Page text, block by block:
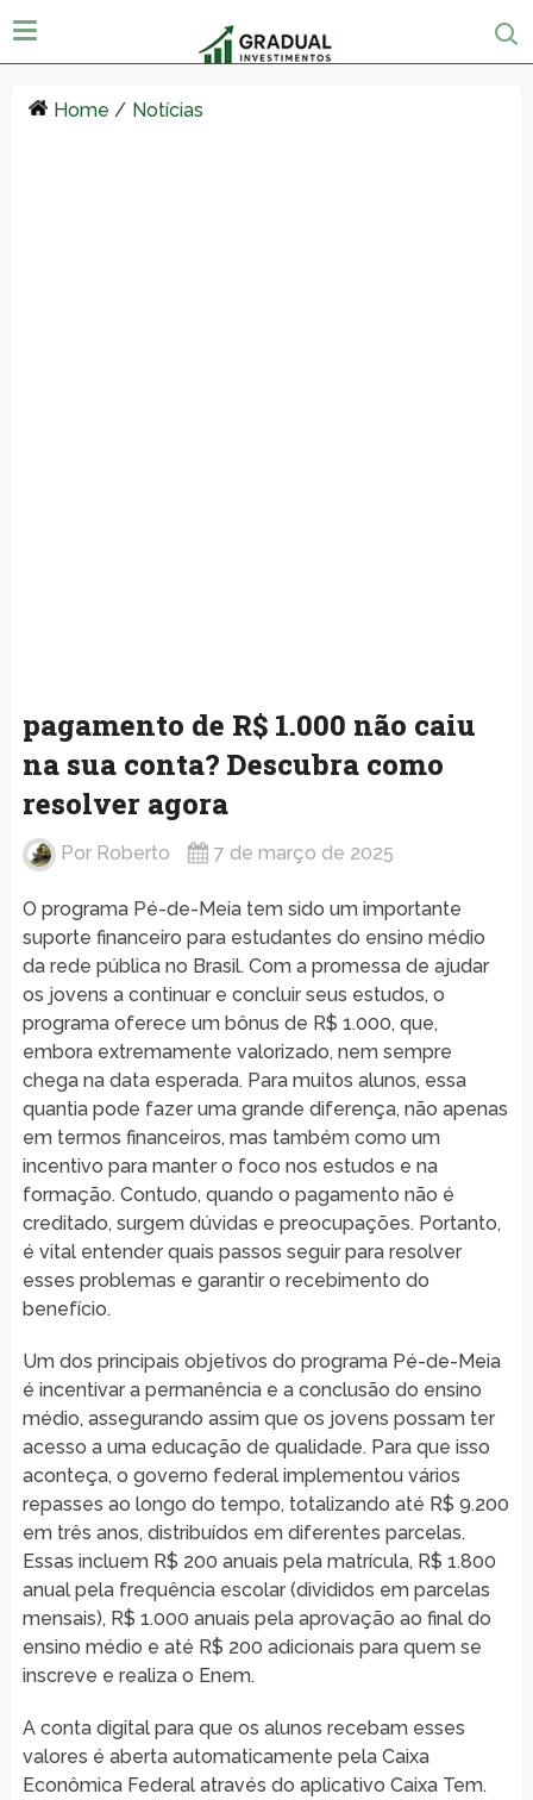
Home / Notícias
pagamento de R$ 1.000 não caiu
na sua conta? Descubra como
resolver agora
Por Roberto 7 de março de 2025
O programa Pé-de-Meia tem sido um importante
suporte financeiro para estudantes do ensino médio
da rede pública no Brasil. Com a promessa de ajudar
os jovens a continuar e concluir seus estudos, o
programa oferece um bônus de R$ 1.000, que,
embora extremamente valorizado, nem sempre
chega na data esperada. Para muitos alunos, essa
quantia pode fazer uma grande diferença, não apenas
em termos financeiros, mas também como um
incentivo para manter o foco nos estudos e na
formação. Contudo, quando o pagamento não é
creditado, surgem dúvidas e preocupações. Portanto,
é vital entender quais passos seguir para resolver
esses problemas e garantir o recebimento do
benefício.
Um dos principais objetivos do programa Pé-de-Meia
é incentivar a permanência e a conclusão do ensino
médio, assegurando assim que os jovens possam ter
acesso a uma educação de qualidade. Para que isso
aconteça, o governo federal implementou vários
repasses ao longo do tempo, totalizando até R$ 9.200
em três anos, distribuídos em diferentes parcelas.
Essas incluem R$ 200 anuais pela matrícula, R$ 1.800
anual pela frequência escolar (divididos em parcelas
mensais), R$ 1.000 anuais pela aprovação ao final do
ensino médio e até R$ 200 adicionais para quem se
inscreve e realiza o Enem.
A conta digital para que os alunos recebam esses
valores é aberta automaticamente pela Caixa
Econômica Federal através do aplicativo Caixa Tem.